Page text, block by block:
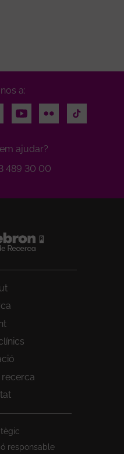
a:
YoutubeFlickr TikTok
ajudar?
489 30 00
responsable